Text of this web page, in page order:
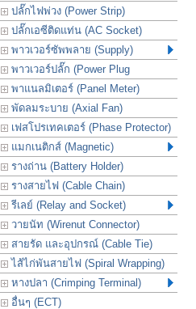
ปลั๊กไฟพ่วง (Power Strip)
ปลั๊กเอซีติดแท่น (AC Socket)
พาวเวอร์ซัพพลาย (Supply)
พาวเวอร์ปลั๊ก (Power Plug
พาแนลมิเตอร์ (Panel Meter)
พัดลมระบาย (Axial Fan)
เฟสโปรเทคเตอร์ (Phase Protector)
แมกเนติกส์ (Magnetic)
รางถ่าน (Battery Holder)
รางสายไฟ (Cable Chain)
รีเลย์ (Relay and Socket)
วายนัท (Wirenut Connector)
สายรัด และอุปกรณ์ (Cable Tie)
ไส้ไก่พันสายไฟ (Spiral Wrapping)
หางปลา (Crimping Terminal)
อื่นๆ (ECT)